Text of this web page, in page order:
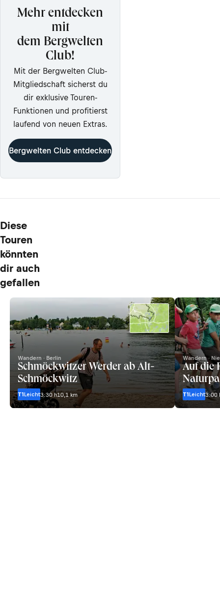
Mehr entdecken
mit
dem Bergwelten
Club!
Mit der Bergwelten Club-
Mitgliedschaft sicherst du
dir exklusive Touren-
Funktionen und profitierst
laufend von neuen Extras.
Bergwelten Club entdecken
Diese
Touren
könnten
dir auch
gefallen
Wandern · Berlin
Schmöckwitzer Werder ab Alt-
Schmöckwitz
T1Leicht3:30 h10,1 km
Wandern ·
Auf die
T1Leicht3:00